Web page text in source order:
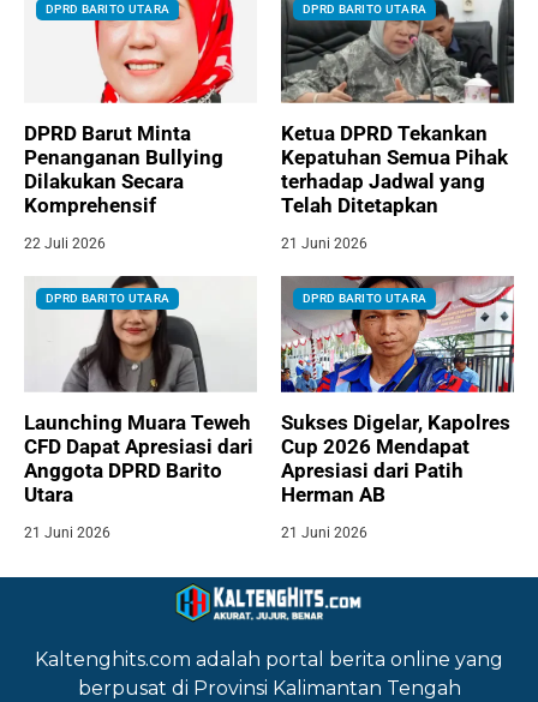
DPRD BARITO UTARA
DPRD Barut Minta
Penanganan Bullying
Dilakukan Secara
Komprehensif
22 Juli 2026
DPRD BARITO UTARA
Ketua DPRD Tekankan
Kepatuhan Semua Pihak
terhadap Jadwal yang
Telah Ditetapkan
21 Juni 2026
DPRD BARITO UTARA
Launching Muara Teweh
CFD Dapat Apresiasi dari
Anggota DPRD Barito
Utara
21 Juni 2026
DPRD BARITO UTARA
Sukses Digelar, Kapolres
Cup 2026 Mendapat
Apresiasi dari Patih
Herman AB
21 Juni 2026
Kaltenghits.com adalah portal berita online yang
berpusat di Provinsi Kalimantan Tengah